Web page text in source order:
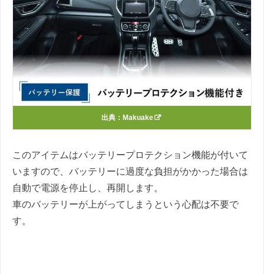
出典： Makuake
このアイテムはバッテリープロテクション機能が付いて
いますので、バッテリーに過度な負担がかかった場合は
自動で電源を停止し、再開します。
車のバッテリーが上がってしまうという心配は不要で
す。